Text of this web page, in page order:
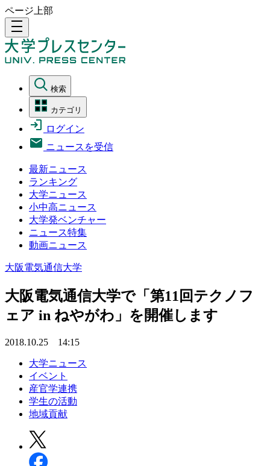
ページ上部
density_medium
検索
カテゴリ
ログイン
ニュースを受信
最新ニュース
ランキング
大学ニュース
小中高ニュース
大学発ベンチャー
ニュース特集
動画ニュース
大阪電気通信大学
大阪電気通信大学で「第11回テクノフ
ェア in ねやがわ」を開催します
2018.10.25 14:15
大学ニュース
イベント
産官学連携
学生の活動
地域貢献